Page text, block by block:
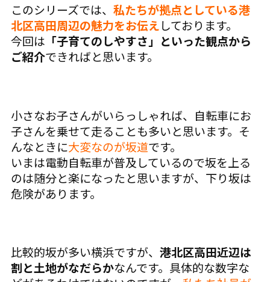
このシリーズでは、 私たちが拠点としている港
北区高田周辺の魅力をお伝えしております。
今回は 「子育てのしやすさ」といった観点から
ご紹介できればと思います。
小さなお子さんがいらっしゃれば、自転車にお
子さんを乗せて走ることも多いと思います。そ
んなときに大変なのが坂道です。
いまは電動自転車が普及しているので坂を上る
のは随分と楽になったと思いますが、下り坂は
危険があります。
比較的坂が多い横浜ですが、 港北区高田近辺は
割と土地がなだらかなんです。具体的な数字な